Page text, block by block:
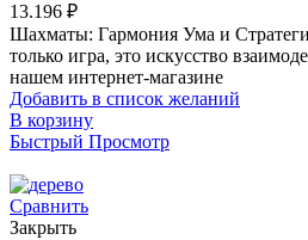
13.196 ₽
Шахматы: Гармония Ума и
только игра, это искусство
нашем интернет-магазине
Добавить в список желаний
В корзину
Быстрый Просмотр
Сравнить
Закрыть